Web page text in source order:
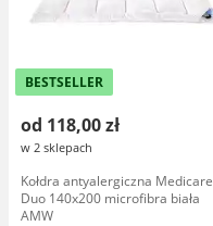
BESTSELLER
od 118,00 zł
w 2 sklepach
Kołdra antyalergiczna Medicare
Duo 140x200 microfibra biała
AMW